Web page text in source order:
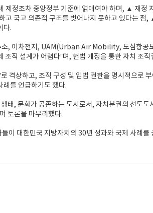
제정조차 중앙정부 기준에 얽매여야 하며, ▲ 재
국고 의존적 구조를 벗어나지 못하고 있다는 점
다.
소, 이차전지, UAM(Urban Air Mobility, 도심항공
조직 설계가 어렵다”며, 헌법 개정을 통한 자치 조
로 격상하고, 조직 구성 및 입법 권한을 명시적으로
례를 언급하기도 했다.
태, 문화가 공존하는 도시로서, 자치분권의 선도
토론을 마무리했다.
이 대한민국 지방자치의 30년 성과와 국제 사례